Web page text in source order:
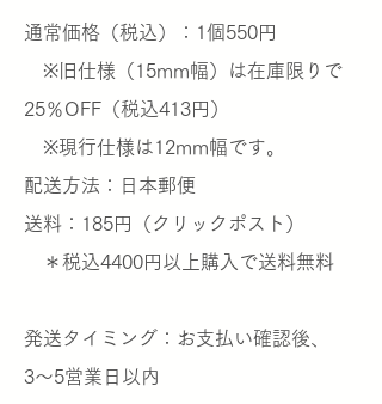
通常価格（税込）：1個550円
※旧仕様（15mm幅）は在庫限りで
25％OFF（税込413円）
※現行仕様は12mm幅です。
​配送方法：日本郵便
送料：185円（クリックポスト）
＊税込4400円以上購入で送料無料
発送タイミング：お支払い確認後、
3〜5営業日以内